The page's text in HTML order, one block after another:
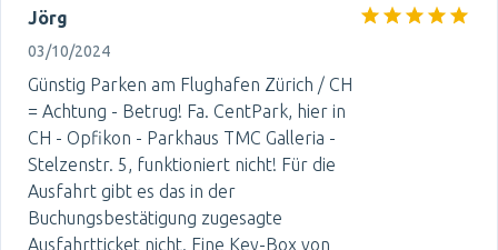
Jörg
03/10/2024
Günstig Parken am Flughafen Zürich / CH
= Achtung - Betrug! Fa. CentPark, hier in
CH - Opfikon - Parkhaus TMC Galleria -
Stelzenstr. 5, funktioniert nicht! Für die
Ausfahrt gibt es das in der
Buchungsbestätigung zugesagte
Ausfahrtticket nicht. Eine Key-Box von